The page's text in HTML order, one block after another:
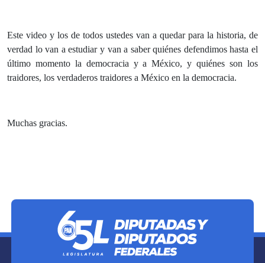
Este video y los de todos ustedes van a quedar para la historia, de
verdad lo van a estudiar y van a saber quiénes defendimos hasta el
último momento la democracia y a México, y quiénes son los
traidores, los verdaderos traidores a México en la democracia.
Muchas gracias.